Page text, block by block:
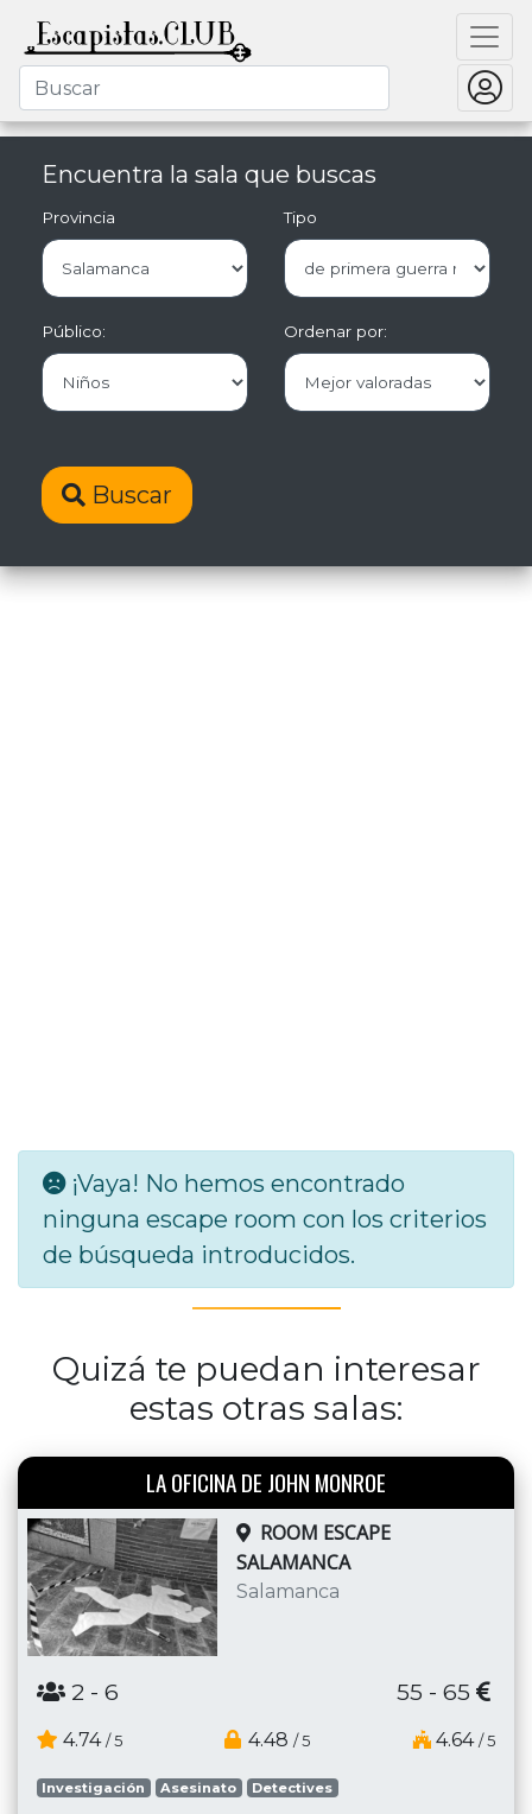
Encuentra la sala que buscas
Provincia Tipo
Público: Ordenar por:
Buscar
¡Vaya! No hemos encontrado
ninguna escape room con los criterios
de búsqueda introducidos.
Quizá te puedan interesar
estas otras salas:
LA OFICINA DE JOHN MONROE
ROOM ESCAPE
SALAMANCA
Salamanca
2 - 6 55 - 65
4.74 / 5 4.48 / 5 4.64 / 5
Investigación Asesinato Detectives